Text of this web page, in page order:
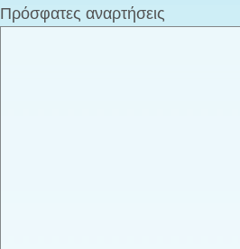
Πρόσφατες αναρτήσεις